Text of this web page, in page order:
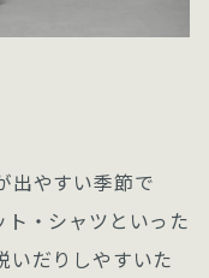
出やすい季節で
・シャツといった
いだりしやすいた